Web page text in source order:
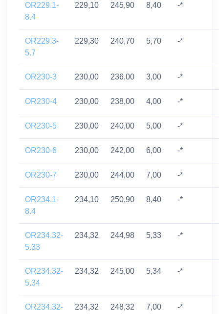
OR229.1-
8.4
229,10 245,90 8,40 -*
OR229.3-
5.7
229,30 240,70 5,70 -*
OR230-3 230,00 236,00 3,00 -*
OR230-4 230,00 238,00 4,00 -*
OR230-5 230,00 240,00 5,00 -*
OR230-6 230,00 242,00 6,00 -*
OR230-7 230,00 244,00 7,00 -*
OR234.1-
8.4
234,10 250,90 8,40 -*
OR234.32-
5.33
234,32 244,98 5,33 -*
OR234.32-
5.34
234,32 245,00 5,34 -*
OR234.32- 234,32 248,32 7,00 -*